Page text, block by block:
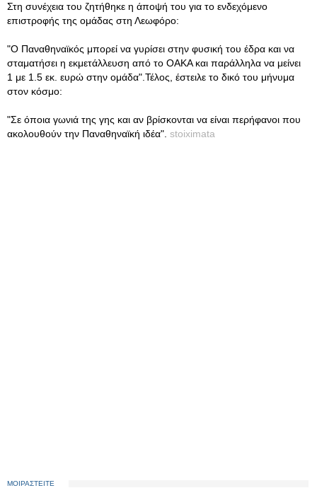
Στη συνέχεια του ζητήθηκε η άποψή του για το ενδεχόμενο
επιστροφής της ομάδας στη Λεωφόρο:
"Ο Παναθηναϊκός μπορεί να γυρίσει στην φυσική του έδρα και να
σταματήσει η εκμετάλλευση από το ΟΑΚΑ και παράλληλα να μείνει
1 με 1.5 εκ. ευρώ στην ομάδα".Τέλος, έστειλε το δικό του μήνυμα
στον κόσμο:
"Σε όποια γωνιά της γης και αν βρίσκονται να είναι περήφανοι που
ακολουθούν την Παναθηναϊκή ιδέα". stoiximata
ΜΟΙΡΑΣΤΕΙΤΕ